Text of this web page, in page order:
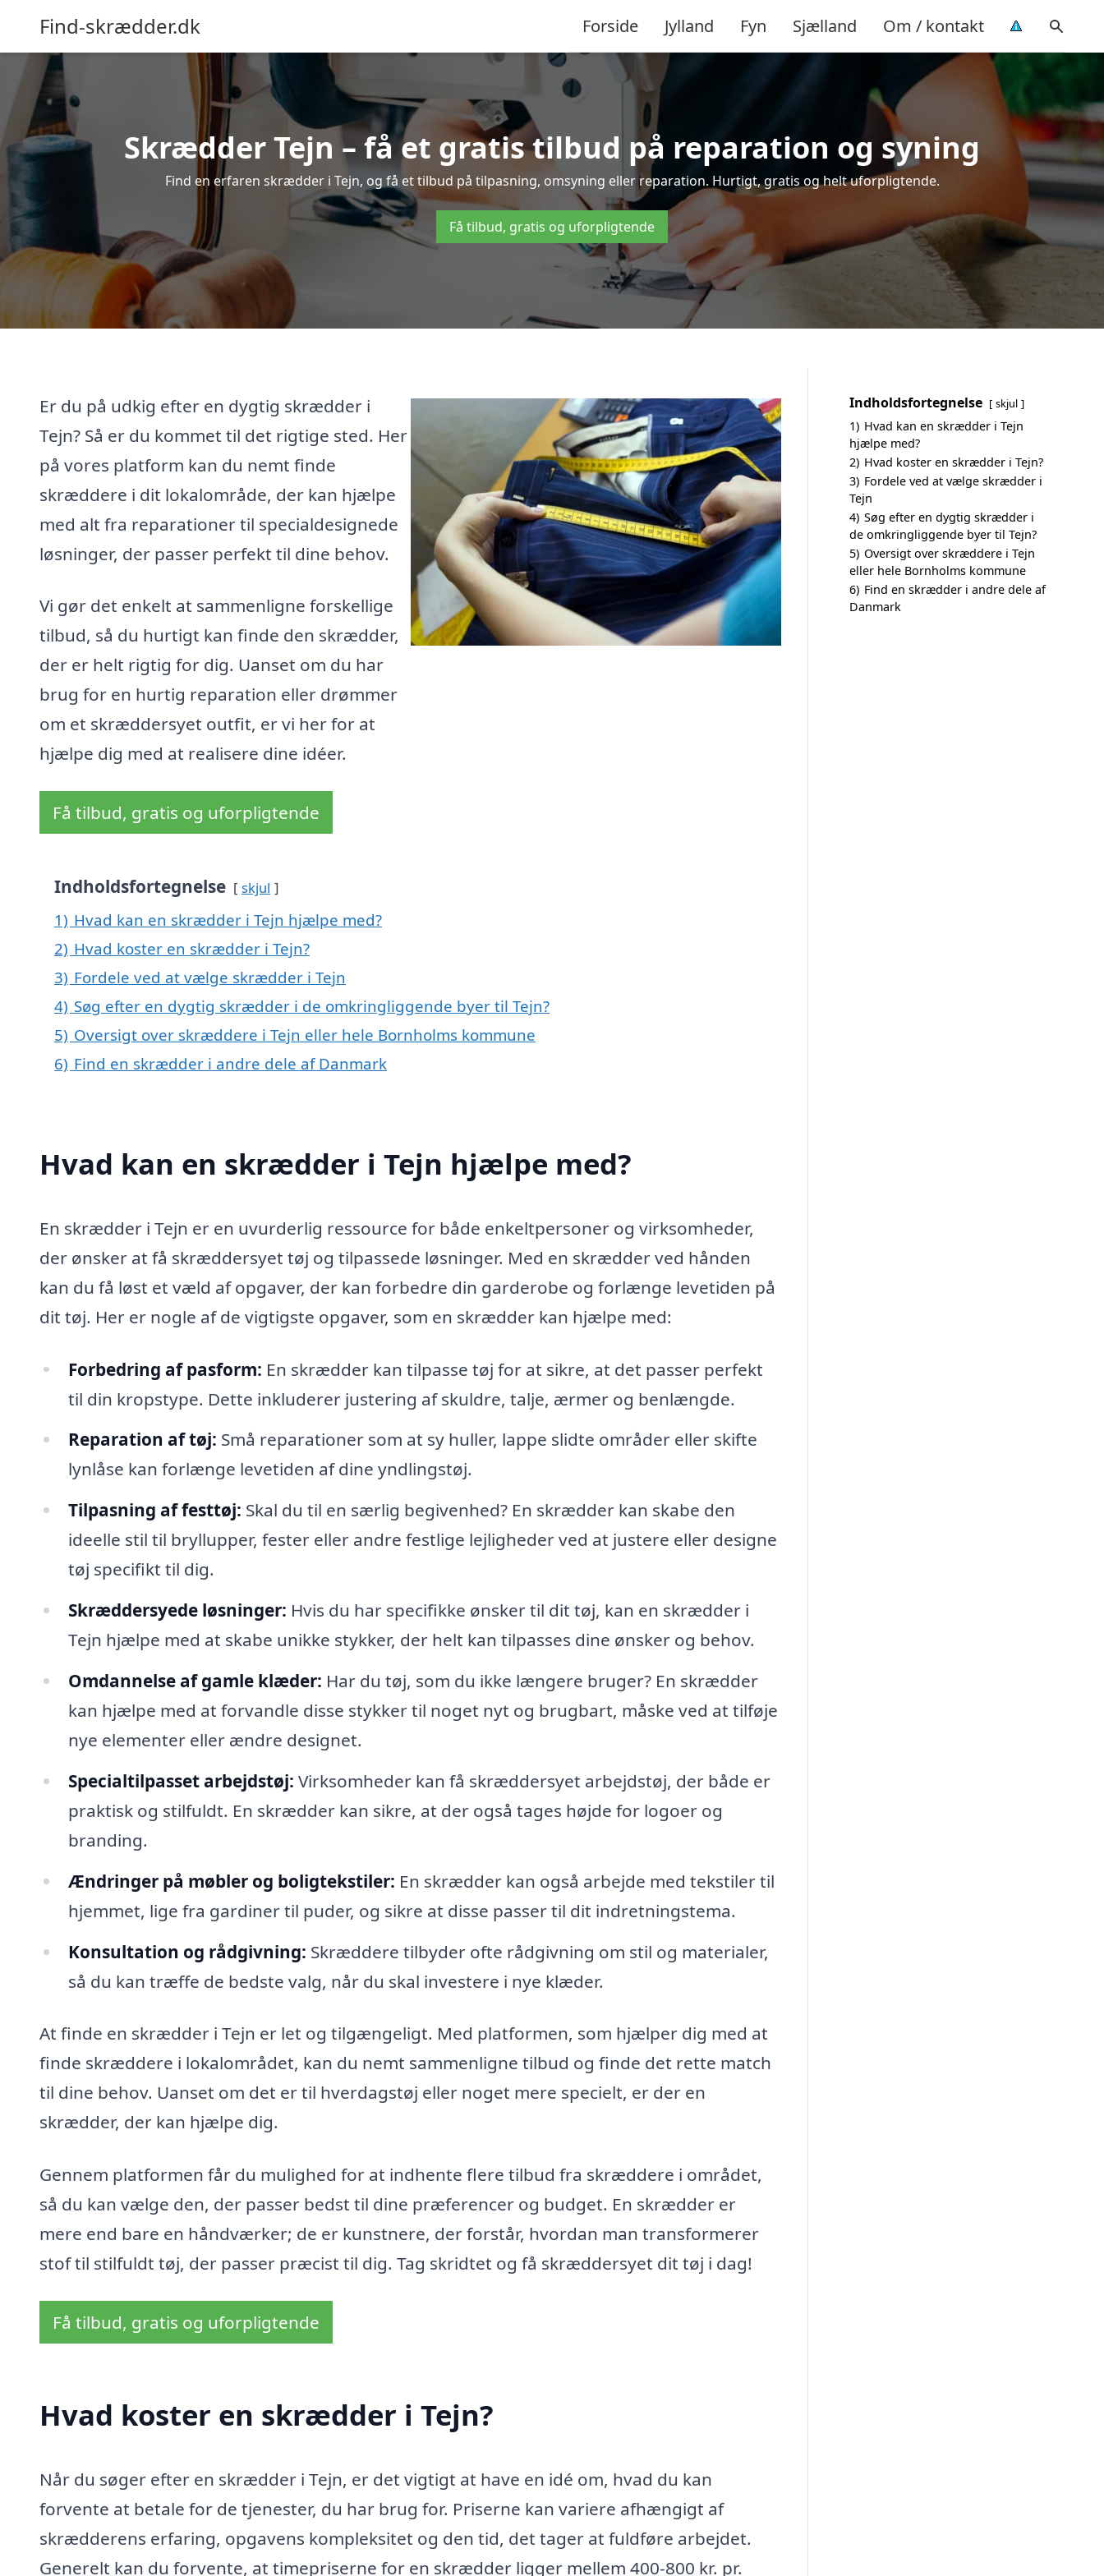
Find-skrædder.dk Forside Jylland Fyn Sjælland Om / kontakt
Skrædder Tejn – få et gratis tilbud på reparation og syning
Find en erfaren skrædder i Tejn, og få et tilbud på tilpasning, omsyning eller reparation. Hurtigt, gratis og helt uforpligtende.
Få tilbud, gratis og uforpligtende
Er du på udkig efter en dygtig skrædder i
Tejn? Så er du kommet til det rigtige sted. Her
på vores platform kan du nemt finde
skræddere i dit lokalområde, der kan hjælpe
med alt fra reparationer til specialdesignede
løsninger, der passer perfekt til dine behov.
Vi gør det enkelt at sammenligne forskellige
tilbud, så du hurtigt kan finde den skrædder,
der er helt rigtig for dig. Uanset om du har
brug for en hurtig reparation eller drømmer
om et skræddersyet outfit, er vi her for at
hjælpe dig med at realisere dine idéer.
Få tilbud, gratis og uforpligtende
Indholdsfortegnelse skjul
1) Hvad kan en skrædder i Tejn hjælpe med?
2) Hvad koster en skrædder i Tejn?
3) Fordele ved at vælge skrædder i Tejn
4) Søg efter en dygtig skrædder i de omkringliggende byer til Tejn?
5) Oversigt over skræddere i Tejn eller hele Bornholms kommune
6) Find en skrædder i andre dele af Danmark
Hvad kan en skrædder i Tejn hjælpe med?
En skrædder i Tejn er en uvurderlig ressource for både enkeltpersoner og virksomheder,
der ønsker at få skræddersyet tøj og tilpassede løsninger. Med en skrædder ved hånden
kan du få løst et væld af opgaver, der kan forbedre din garderobe og forlænge levetiden på
dit tøj. Her er nogle af de vigtigste opgaver, som en skrædder kan hjælpe med:
Forbedring af pasform: En skrædder kan tilpasse tøj for at sikre, at det passer perfekt
til din kropstype. Dette inkluderer justering af skuldre, talje, ærmer og benlængde.
Reparation af tøj: Små reparationer som at sy huller, lappe slidte områder eller skifte
lynlåse kan forlænge levetiden af dine yndlingstøj.
Tilpasning af festtøj: Skal du til en særlig begivenhed? En skrædder kan skabe den
ideelle stil til bryllupper, fester eller andre festlige lejligheder ved at justere eller designe
tøj specifikt til dig.
Skræddersyede løsninger: Hvis du har specifikke ønsker til dit tøj, kan en skrædder i
Tejn hjælpe med at skabe unikke stykker, der helt kan tilpasses dine ønsker og behov.
Omdannelse af gamle klæder: Har du tøj, som du ikke længere bruger? En skrædder
kan hjælpe med at forvandle disse stykker til noget nyt og brugbart, måske ved at tilføje
nye elementer eller ændre designet.
Specialtilpasset arbejdstøj: Virksomheder kan få skræddersyet arbejdstøj, der både er
praktisk og stilfuldt. En skrædder kan sikre, at der også tages højde for logoer og
branding.
Ændringer på møbler og boligtekstiler: En skrædder kan også arbejde med tekstiler til
hjemmet, lige fra gardiner til puder, og sikre at disse passer til dit indretningstema.
Konsultation og rådgivning: Skræddere tilbyder ofte rådgivning om stil og materialer,
så du kan træffe de bedste valg, når du skal investere i nye klæder.
At finde en skrædder i Tejn er let og tilgængeligt. Med platformen, som hjælper dig med at
finde skræddere i lokalområdet, kan du nemt sammenligne tilbud og finde det rette match
til dine behov. Uanset om det er til hverdagstøj eller noget mere specielt, er der en
skrædder, der kan hjælpe dig.
Gennem platformen får du mulighed for at indhente flere tilbud fra skræddere i området,
så du kan vælge den, der passer bedst til dine præferencer og budget. En skrædder er
mere end bare en håndværker; de er kunstnere, der forstår, hvordan man transformerer
stof til stilfuldt tøj, der passer præcist til dig. Tag skridtet og få skræddersyet dit tøj i dag!
Få tilbud, gratis og uforpligtende
Hvad koster en skrædder i Tejn?
Når du søger efter en skrædder i Tejn, er det vigtigt at have en idé om, hvad du kan
forvente at betale for de tjenester, du har brug for. Priserne kan variere afhængigt af
skrædderens erfaring, opgavens kompleksitet og den tid, det tager at fuldføre arbejdet.
Generelt kan du forvente, at timepriserne for en skrædder ligger mellem 400-800 kr. pr.
Indholdsfortegnelse skjul
1) Hvad kan en skrædder i Tejn
hjælpe med?
2) Hvad koster en skrædder i Tejn?
3) Fordele ved at vælge skrædder i
Tejn
4) Søg efter en dygtig skrædder i
de omkringliggende byer til Tejn?
5) Oversigt over skræddere i Tejn
eller hele Bornholms kommune
6) Find en skrædder i andre dele af
Danmark